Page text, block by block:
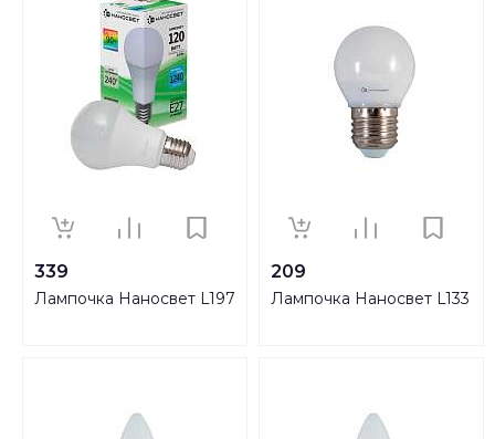
339
Лампочка Наносвет L197
209
Лампочка Наносвет L133